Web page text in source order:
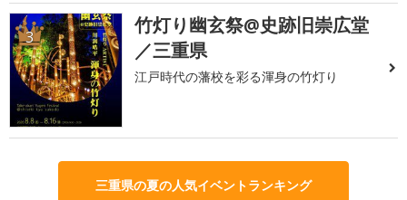
3
竹灯り幽玄祭@史跡旧崇広堂
／三重県
江戸時代の藩校を彩る渾身の竹灯り
三重県の夏の人気イベントランキング